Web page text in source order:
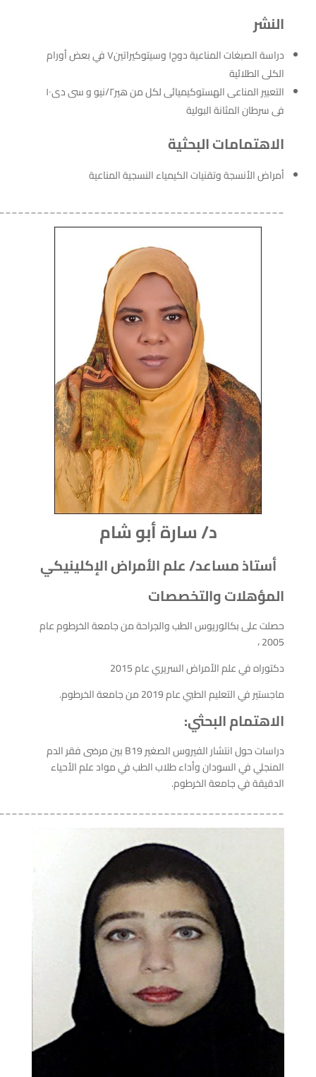
النشر
دراسة الصبغات المناعية دوج١ وسيتوكيراتين۷ في بعض أورام
الكلى الطلائية
التعبير المناعى الهستوكيميائى لكل من هير۲/نيو و سى دى١۰
فى سرطان المثانة البولية
الاهتمامات البحثية
أمراض الأنسجة وتقنيات الكيمياء النسجية المناعية
د/ سارة أبو شام
أستاذ مساعد/ علم الأمراض الإكلينيكي
المؤهلات والتخصصات
حصلت على بكالوريوس الطب والجراحة من جامعة الخرطوم عام
2005 ،
دكتوراه في علم الأمراض السريري عام 2015
ماجستير في التعليم الطبي عام 2019 من جامعة الخرطوم.
الاهتمام البحثي:
دراسات حول انتشار الفيروس الصغير B19 بين مرضى فقر الدم
المنجلي في السودان وأداء طلاب الطب في مواد علم الأحياء
الدقيقة في جامعة الخرطوم.